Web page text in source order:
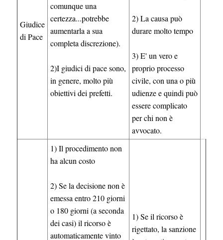
Giudice
di Pace
comunque una
certezza...potrebbe
aumentarla a sua
completa discrezione).
2)I giudici di pace sono,
in genere, molto più
obiettivi dei prefetti.
2) La causa può
durare molto tempo
3) E' un vero e
proprio processo
civile, con una o più
udienze e quindi può
essere complicato
per chi non è
avvocato.
1) Il procedimento non
ha alcun costo
2) Se la decisione non è
emessa entro 210 giorni
o 180 giorni (a seconda
dei casi) il ricorso è
automaticamente vinto
1) Se il ricorso è
rigettato, la sanzione